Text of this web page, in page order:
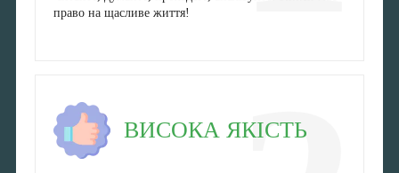
право на щасливе життя!
ВИСОКА ЯКІСТЬ